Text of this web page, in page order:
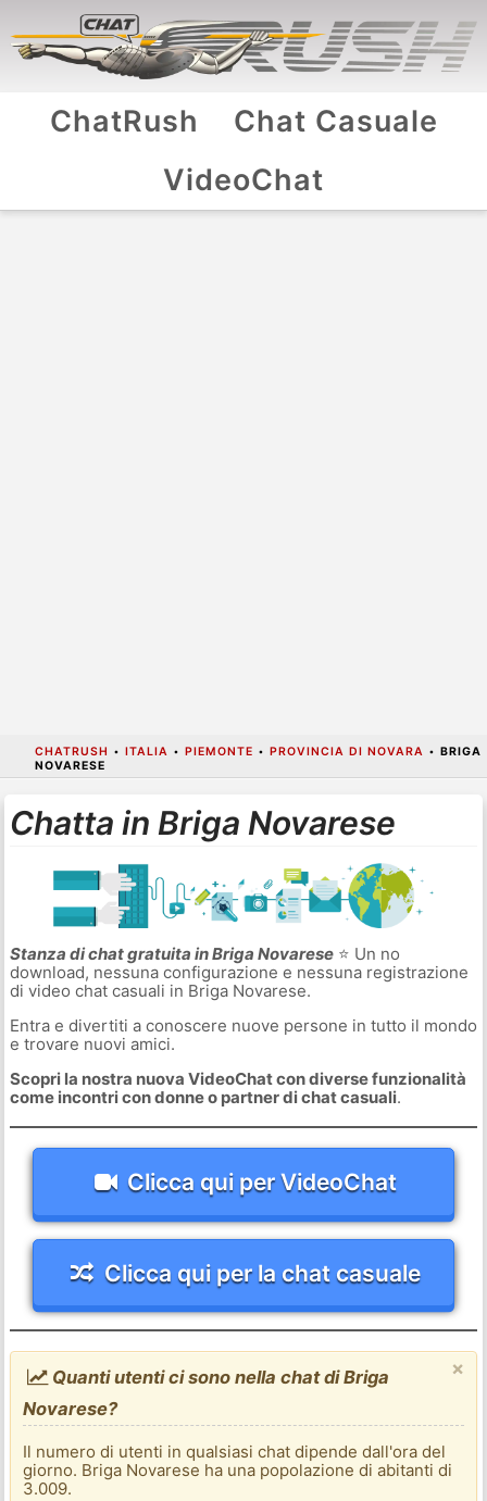
ChatRush
Chat Casuale
VideoChat
CHATRUSH • ITALIA • PIEMONTE • PROVINCIA DI NOVARA • BRIGA
NOVARESE
Chatta in Briga Novarese
Stanza di chat gratuita in Briga Novarese⭐ Un no
download, nessuna configurazione e nessuna registrazione
di video chat casuali in Briga Novarese.
Entra e divertiti a conoscere nuove persone in tutto il mondo
e trovare nuovi amici.
Scopri la nostra nuova VideoChat con diverse funzionalità
come incontri con donne o partner di chat casuali.
Clicca qui per VideoChat
Clicca qui per la chat casuale
×
Quanti utenti ci sono nella chat di Briga
Novarese?
Il numero di utenti in qualsiasi chat dipende dall'ora del
giorno. Briga Novarese ha una popolazione di abitanti di
3.009.